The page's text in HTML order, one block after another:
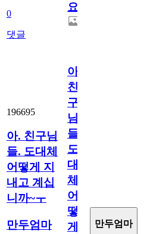
0
댓글
요.
196695
아. 친구님
들. 도대체
어떻게 지
내고 계십
니까~ㅜ
만두엄마
아.
친
구
님
들.
도
대
체
어
떻
게
만두엄마